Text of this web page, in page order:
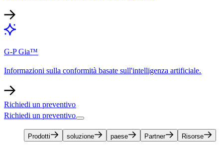
G-P Gia™​​
Informazioni sulla conformità basate sull'intelligenza artificiale.​​
Richiedi un preventivo​​
Richiedi un preventivo​​
Prodotti​​ soluzione​​ paese​​ Partner​​ Risorse​​